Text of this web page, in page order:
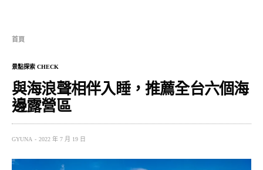
首頁
景點探索 CHECK
與海浪聲相伴入睡，推薦全台六個海
邊露營區
GYUNA 2022 年 7 月 19 日